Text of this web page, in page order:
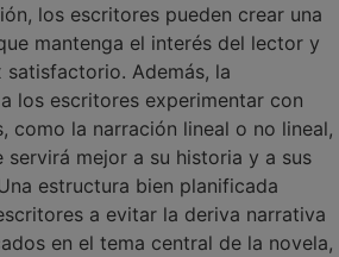
los escritores pueden crear una
mantenga el interés del lector y
Además, la
los escritores experimentar con
como la narración lineal o no lineal,
mejor a su historia y a sus
estructura bien planificada
a evitar la deriva narrativa
en el tema central de la novela,